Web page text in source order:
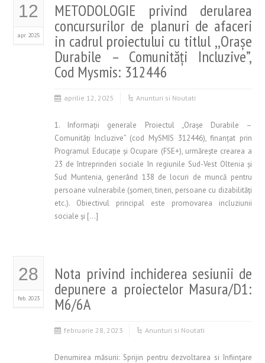
12
apr. 2025
METODOLOGIE privind derularea
concursurilor de planuri de afaceri
in cadrul proiectului cu titlul ,,Orașe
Durabile – Comunități Incluzive”,
Cod Mysmis: 312446
aprilie 12, 2025 Anunturi si Noutati
1. Informații generale Proiectul „Orașe Durabile –
Comunități Incluzive” (cod MySMIS 312446), finanțat prin
Programul Educație și Ocupare (FSE+), urmărește crearea a
23 de întreprinderi sociale în regiunile Sud-Vest Oltenia și
Sud Muntenia, generând 138 de locuri de muncă pentru
persoane vulnerabile (șomeri, tineri, persoane cu dizabilități
etc.). Obiectivul principal este promovarea incluziunii
sociale și […]
28
feb. 2023
Nota privind inchiderea sesiunii de
depunere a proiectelor Masura/D1:
M6/6A
februarie 28, 2023 Anunturi si Noutati
Denumirea măsurii: Sprijin pentru dezvoltarea si înfiinţare